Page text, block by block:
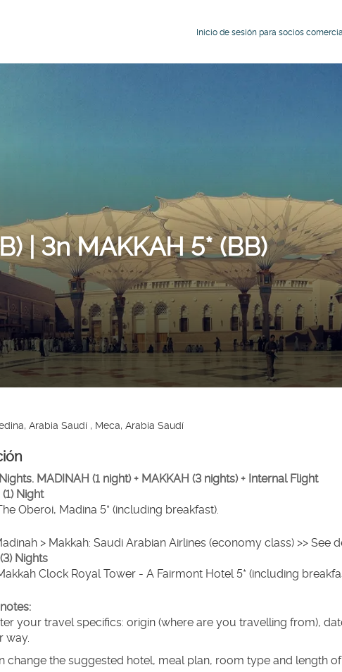
Inicio de sesión para socios
| 3n MAKKAH 5* (BB)
Arabia Saudí , Meca, Arabia Saudí
MADINAH (1 night) + MAKKAH (3 nights) + Internal Flight
Night
Oberoi, Madina 5* (including breakfast).
> Makkah: Saudi Arabian Airlines (economy class) >> See
Nights
Clock Royal Tower - A Fairmont Hotel 5* (including
your travel specifics: origin (where are you travelling from),
way.
change the suggested hotel, meal plan, room type and length